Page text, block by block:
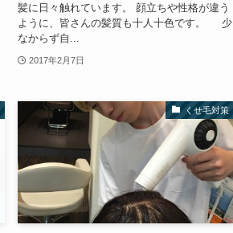
髪に日々触れています。 顔立ちや性格が違う
ように、皆さんの髪質も十人十色です。 少
なからず自...
2017年2月7日
くせ毛対策